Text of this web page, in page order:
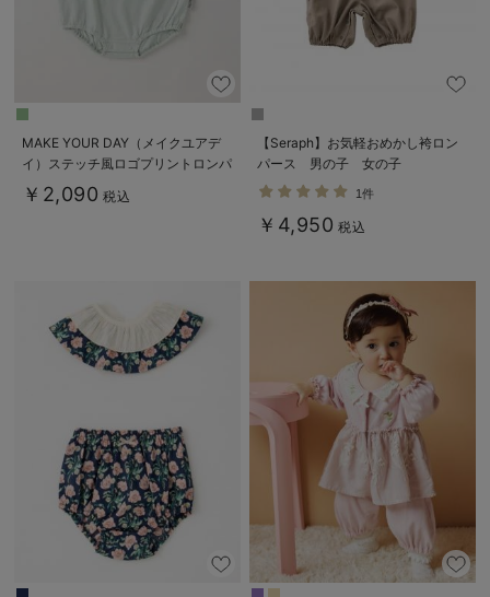
MAKE YOUR DAY（メイクユアデ
イ）ステッチ風ロゴプリントロンパ
ース
￥2,090 税込
【Seraph】お気軽おめかし袴ロン
パース 男の子 女の子
1件
￥4,950 税込